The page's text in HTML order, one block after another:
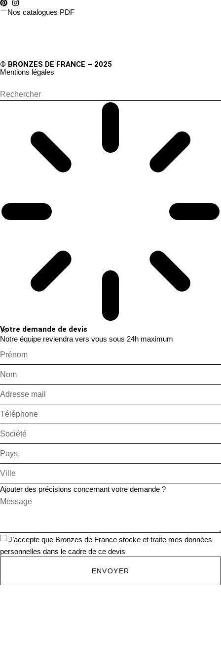
Nos catalogues PDF
© BRONZES DE FRANCE – 2025
Mentions légales
Votre demande de devis
Notre équipe reviendra vers vous sous 24h maximum
Ajouter des précisions concernant votre demande ?
J’accepte que Bronzes de France stocke et traite mes données
personnelles dans le cadre de ce devis
ENVOYER